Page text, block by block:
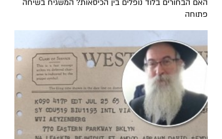
האם הבחורים בלוד נופלים בין הכיסאות? המשגיח בשיחה
פתוחה